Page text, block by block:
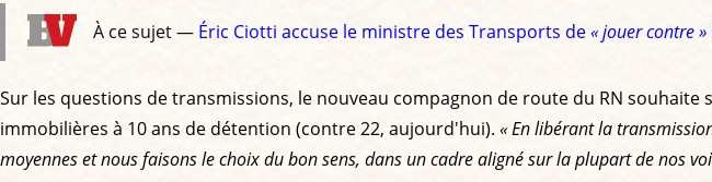
À ce sujet — Éric Ciotti accuse le ministre des Transports de« jouer contre »
Sur les questions de transmissions, le nouveau compagnon de route du RN
immobilières à 10 ans de détention (contre 22, aujourd'hui). « En libérant la
moyennes et nous faisons le choix du bon sens, dans un cadre aligné sur la plupart de nos